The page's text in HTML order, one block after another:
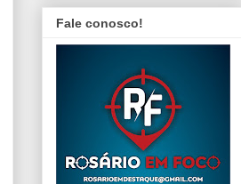
Fale conosco!